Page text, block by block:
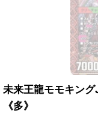
未来王龍モモキン
《多》